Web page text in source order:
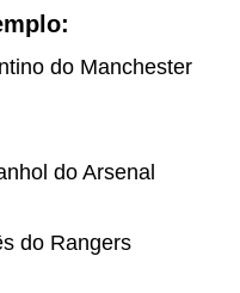
do Manchester
do Arsenal
do Rangers